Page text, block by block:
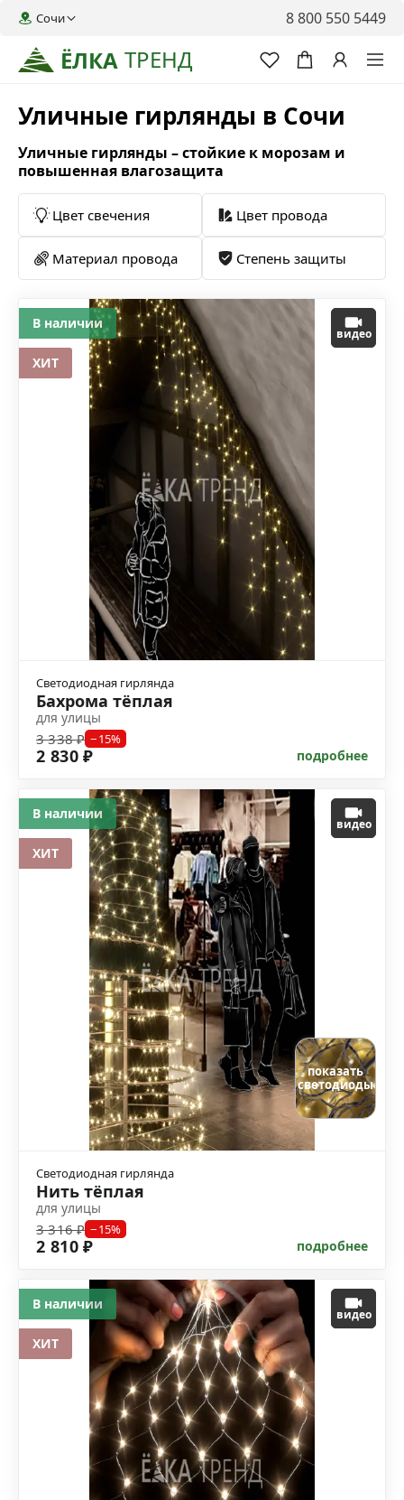
ЁЛКА ТРЕНД
Сочи 8 800 550 5449
Уличные гирлянды в Сочи
Уличные гирлянды – стойкие к морозам и
повышенная влагозащита
Цвет свечения Цвет провода
Материал провода Степень защиты
видео
Светодиодная гирлянда
Бахрома тёплая
для улицы
3 338 ₽ −15%
2 830 ₽ подробнее
В наличии
ХИТ
видео
показать
светодиоды
Светодиодная гирлянда
Нить тёплая
для улицы
3 316 ₽ −15%
2 810 ₽ подробнее
В наличии
ХИТ
видео
В наличии
ХИТ